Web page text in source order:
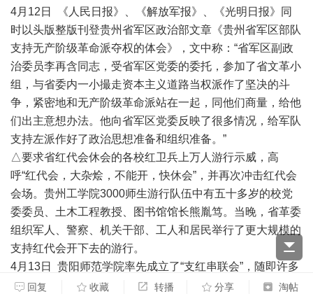
4月12日 《人民日报》、《解放军报》、《光明日报》同
时以头版整版刊登贵州省军区政治部文章《贵州省军区部队
支持无产阶级革命派夺权的体会》，文中称：“省军区副政
治委员李再含同志，受省军区党委的委托，参加了省文革小
组，与省委内一小撮走资本主义道路当权派作了坚决的斗
争，紧密地和无产阶级革命派站在一起，同他们商量，给他
们出主意想办法。他向省军区党委反映了很多情况，给军队
支持左派作好了政治思想准备和组织准备。”
△要求省红代会休会的各校红卫兵上万人游行示威，高
呼“红代会，大杂烩，不能开，快休会”，并再次冲击红代会
会场。贵州工学院3000师生游行队伍中有五十多岁的校党
委委员、土木工程教授、图书馆馆长熊胤笃。当晚，省革委
组织军人、警察、机关干部、工人和居民举行了更大规模的
支持红代会开下去的游行。
4月13日 贵阳师范学院率先成立了“支红串联会”，随即许多
单位成立了以“支红”、“卫红”为名的组织，形成支持李再含
回复 收藏 转播 分享 淘帖